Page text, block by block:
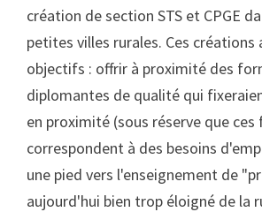
création de section STS et CPGE
petites villes rurales. Ces créations
objectifs : offrir à proximité des
diplomantes de qualité qui
en proximité (sous réserve que
correspondent à des besoins
une pied vers l'enseignement de
aujourd'hui bien trop éloigné de la